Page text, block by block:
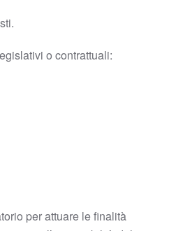
o contrattuali:
per attuare le finalità